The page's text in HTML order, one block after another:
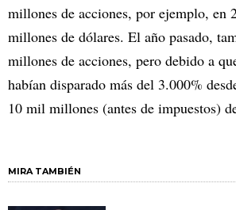
millones de acciones, por ejemplo, en
millones de dólares. El año pasado,
millones de acciones, pero debido a
habían disparado más del 3.000%
10 mil millones (antes de impuestos)
MIRA TAMBIÉN